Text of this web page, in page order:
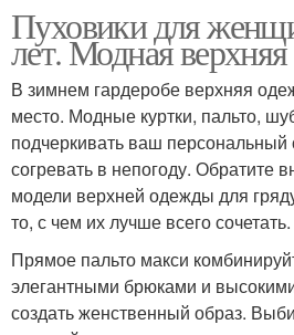
Пуховики для
лет. Модная
В зимнем гардеробе верхняя
место. Модные куртки, пальто,
подчеркивать ваш персональный
согревать в непогоду. Обратите
модели верхней одежды для
то, с чем их лучше всего сочетать.
Прямое пальто макси
элегантными брюками и
создать женственный образ.